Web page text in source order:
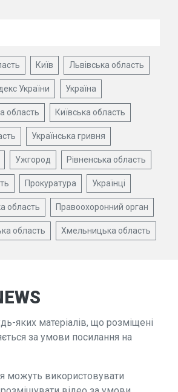
Київ Львівська область
України Україна
область Київська область
Українська гривня
Ужгород Рівненська область
Прокуратура Українці
область Правоохоронний орган
область Хмельницька область
яких матеріалів, що розміщені
за умови посилання на
можуть використовувати